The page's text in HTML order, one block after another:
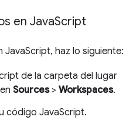
en JavaScript
haz lo siguiente:
de la carpeta del lugar
Sources> Workspaces.
código JavaScript.